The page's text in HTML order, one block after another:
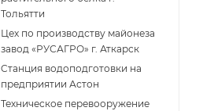
Тольятти
Цех по производству майонеза
завод «РУСАГРО» г. Аткарск
Cтанция водоподготовки на
предприятии Астон
Техническое перевооружение